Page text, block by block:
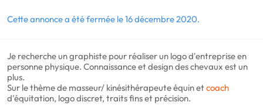
Cette annonce a été fermée le 16 décembre 2020.
Je recherche un graphiste pour réaliser un logo d'entreprise en
personne physique. Connaissance et design des chevaux est un
plus.
Sur le thème de masseur/ kinésithérapeute équin etcoach
d'équitation, logo discret, traits fins et précision.